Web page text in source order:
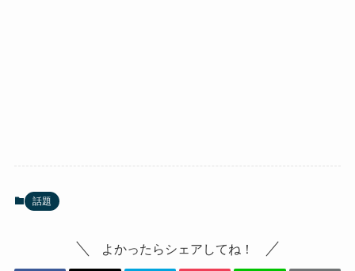
話題
よかったらシェアしてね！